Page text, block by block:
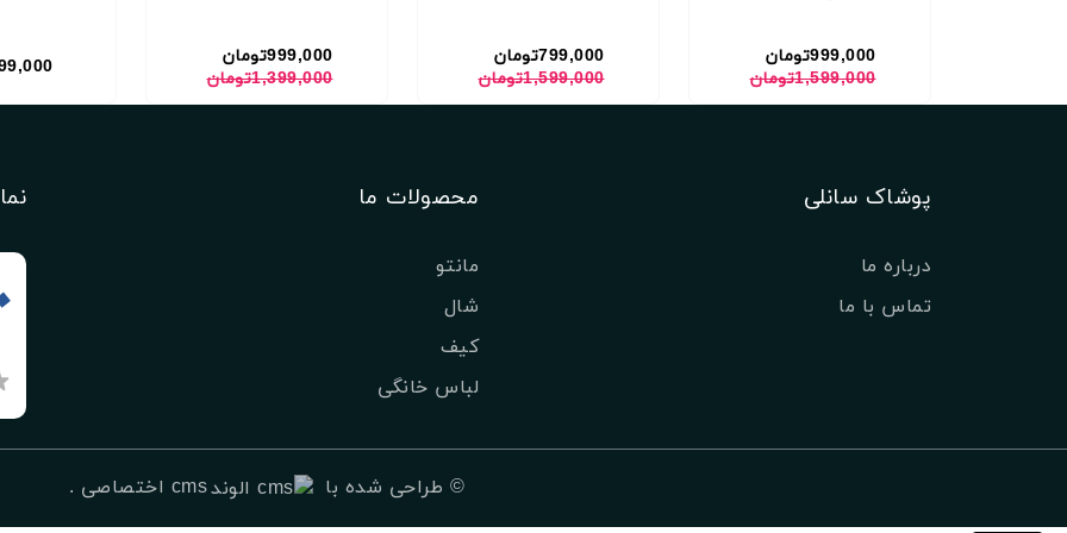
999,000تومان
1,599,000تومان
799,000تومان
1,599,000تومان
999,000تومان
1,399,000تومان
999,000
پوشاک سانلی
درباره ما
تماس با ما
محصولات ما
مانتو
شال
کیف
لباس خانگی
© طراحی شده با cms اختصاصی .